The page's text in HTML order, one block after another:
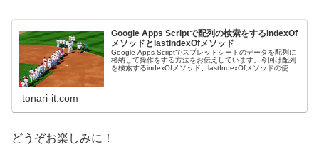
Google Apps Scriptで配列の検索をするindexOf
メソッドとlastIndexOfメソッド
Google Apps Scriptでスプレッドシートのデータを配列に
格納して操作をする方法をお伝えしています。今回は配列
を検索するindexOfメソッド、lastIndexOfメソッドの使い
tonari-it.com
どうぞお楽しみに！